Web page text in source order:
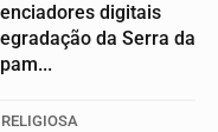
digitais
da Serra da